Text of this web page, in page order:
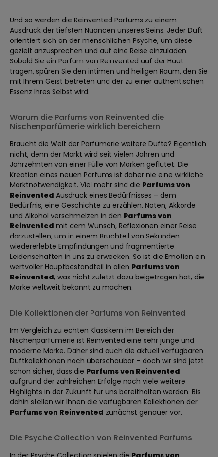
Und so werden die Reinvented Parfums zu einem
Ausdruck der tiefsten Nuancen unseres Seins. Jeder Duft
orientiert sich an der menschlichen Psyche, um diese
gezielt anzusprechen und auf eine Reise einzuladen.
Sobald Sie ein Parfum von Reinvented auf der Haut
tragen, spüren Sie den intimen und heiligen Raum, den Sie
mit Ihrem Geist betreten und der zu einer authentischen
Essenz Ihres Selbst wird.
Warum die Parfums von Reinvented die
Nischenparfümerie wirklich bereichern
Braucht die Welt der Parfümerie weitere Düfte? Eigentlich
nicht, denn der Markt wird seit vielen Jahren und
Jahrzehnten von einer Fülle von Marken geflutet. Die
Kreation eines neuen Parfums ist daher nie eine wirkliche
Marktnotwendigkeit. Viel mehr sind die Parfums von
Reinvented Ausdruck eines Bedürfnisses – dem
Bedürfnis, eine Geschichte zu erzählen. Noten, Akkorde
und Alkohol verschmelzen in den Parfums von
Reinvented mit dem Wunsch, Reflexionen einer Reise
darzustellen, um in einem Bruchteil von Sekunden
wiedererlebte Empfindungen und fragmentierte
Leidenschaften in uns zu erwecken. So ist die Emotion ein
wertvoller Hauptbestandteil in allen Parfums von
Reinvented, was nicht zuletzt dazu beigetragen hat, die
Marke weltweit bekannt zu machen.
Die Kollektionen der Parfums von Reinvented
Im Vergleich zu echten Klassikern im Bereich der
Nischenparfümerie ist Reinvented eine sehr junge und
moderne Marke. Daher sind auch die aktuell verfügbaren
Duftkollektionen noch überschaubar – doch wir sind jetzt
schon sicher, dass die Parfums von Reinvented
aufgrund der zahlreichen Erfolge noch viele weitere
Highlights in der Zukunft für uns bereithalten werden. Bis
dahin stellen wir Ihnen die verfügbaren Kollektionen der
Parfums von Reinvented zunächst genauer vor.
Die Psyche Collection von Reinvented Parfums